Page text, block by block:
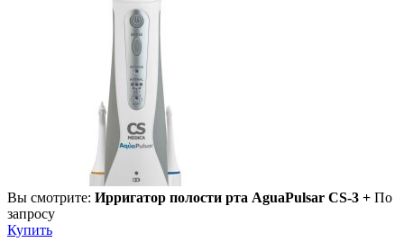
Вы смотрите: Ирригатор полости рта AguaPulsar CS-3 + По
запросу
Купить